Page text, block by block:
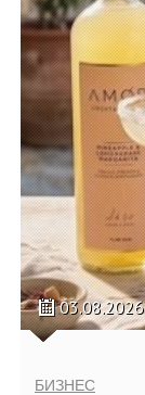
03.08.2026
БИЗНЕС